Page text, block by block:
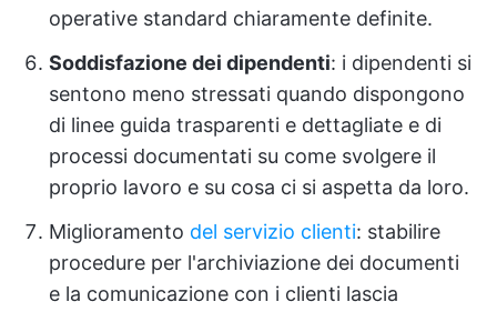
operative standard chiaramente definite.
Soddisfazione dei dipendenti: i dipendenti si
sentono meno stressati quando dispongono
di linee guida trasparenti e dettagliate e di
processi documentati su come svolgere il
proprio lavoro e su cosa ci si aspetta da loro.
Miglioramento del servizio clienti: stabilire
procedure per l'archiviazione dei documenti
e la comunicazione con i clienti lascia